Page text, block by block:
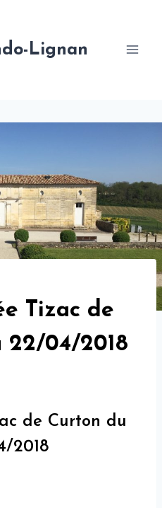
Lignan
Tizac de
22/04/2018
de Curton du
2018